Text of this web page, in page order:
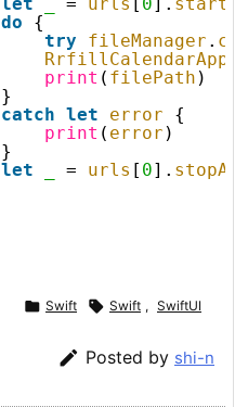
do
{
try
fileManager .
RrfillCalendarApp
print ( filePath )
}
catch let error
{
print ( error )
}
let
= urls [ 0].
 Swift  Swift , SwiftUI
 Posted by shi-n